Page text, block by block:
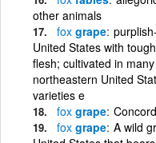
other animals
fox grape
United States with
flesh; cultivated in
northeastern United
varieties e
fox grape
fox grape A wild